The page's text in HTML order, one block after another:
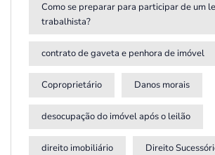
Como se preparar para participar de um
trabalhista?
contrato de gaveta e penhora de imóvel
Coproprietário Danos morais
desocupação do imóvel após o leilão
direito imobiliário Direito